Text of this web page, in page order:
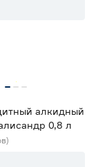
алкидный
0,8 л